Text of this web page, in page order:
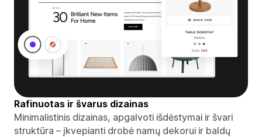
Rafinuotas ir švarus dizainas
Minimalistinis dizainas, apgalvoti išdėstymai ir švari
struktūra – įkvepianti drobė namų dekorui ir baldų